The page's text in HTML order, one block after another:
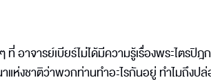
อาจารย์เบียร์ไม่ได้มีความรู้เรื่องพระไตรปิฎ
ห่งชาติว่าพวกท่านทำอะไรกันอยู่ ทำไมถึงปล่